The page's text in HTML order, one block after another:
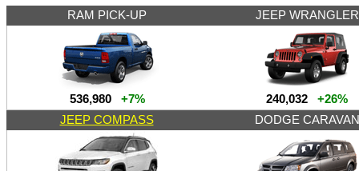
RAM PICK-UP JEEP WRANGLER
536,980+7% 240,032 +26%
JEEP COMPASS
DODGE CARAVAN